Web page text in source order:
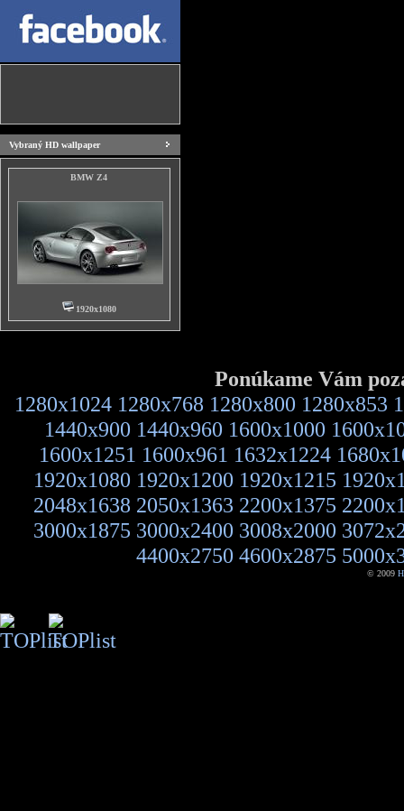
Vybraný HD wallpaper
BMW Z4
1920x1080
Ponúkame Vám
1280x1024 1280x768 1280x800 1280x853
1440x900 1440x960 1600x1000
1600x1251 1600x961 1632x1224
1920x1080 1920x1200 1920x1215
2048x1638 2050x1363 2200x1375
3000x1875 3000x2400 3008x2000
4400x2750 4600x2875
© 2009